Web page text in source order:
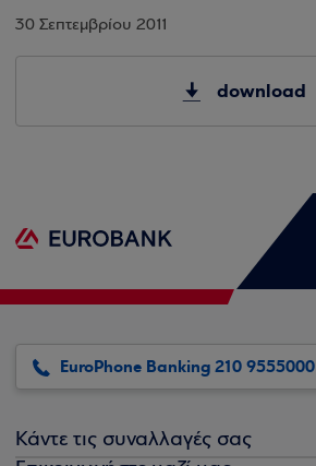
30 Σεπτεμβρίου 2011
download
EuroPhone Banking 210 9555000
Κάντε τις συναλλαγές σας